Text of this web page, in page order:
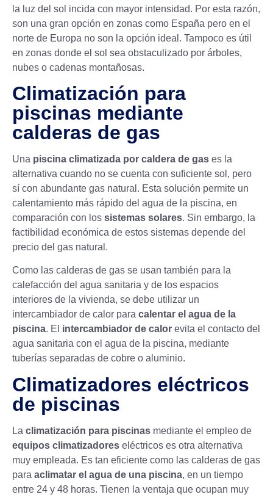
la luz del sol incida con mayor intensidad. Por esta razón,
son una gran opción en zonas como España pero en el
norte de Europa no son la opción ideal. Tampoco es útil
en zonas donde el sol sea obstaculizado por árboles,
nubes o cadenas montañosas.
Climatización para
piscinas mediante
calderas de gas
Una piscina climatizada por caldera de gas es la
alternativa cuando no se cuenta con suficiente sol, pero
sí con abundante gas natural. Esta solución permite un
calentamiento más rápido del agua de la piscina, en
comparación con los sistemas solares. Sin embargo, la
factibilidad económica de estos sistemas depende del
precio del gas natural.
Como las calderas de gas se usan también para la
calefacción del agua sanitaria y de los espacios
interiores de la vivienda, se debe utilizar un
intercambiador de calor para calentar el agua de la
piscina. El intercambiador de calor evita el contacto del
agua sanitaria con el agua de la piscina, mediante
tuberías separadas de cobre o aluminio.
Climatizadores eléctricos
de piscinas
La climatización para piscinas mediante el empleo de
equipos climatizadores eléctricos es otra alternativa
muy empleada. Es tan eficiente como las calderas de gas
para aclimatar el agua de una piscina, en un tiempo
entre 24 y 48 horas. Tienen la ventaja que ocupan muy